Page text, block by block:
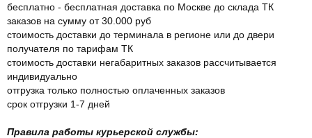
бесплатно - бесплатная доставка по Москве до склада ТК
заказов на сумму от 30.000 руб
стоимость доставки до терминала в регионе или до двери
получателя по тарифам ТК
стоимость доставки негабаритных заказов рассчитывается
индивидуально
отгрузка только полностью оплаченных заказов
срок отгрузки 1-7 дней
Правила работы курьерской службы: